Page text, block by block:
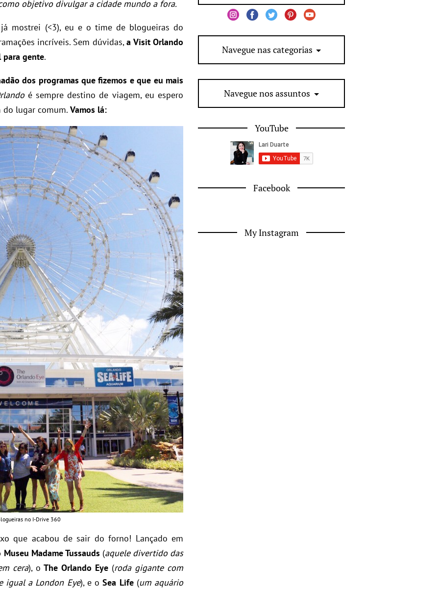
objetivo divulgar a cidade mundo a fora.
mostrei (<3), eu e o time de blogueiras do
incríveis. Sem dúvidas,a Visit Orlando
gente.
dos programas que fizemos e que eu mais
é sempre destino de viagem, eu espero
do lugar comum. Vamos lá:
no I-Drive 360
que acabou de sair do forno! Lançado em
Madame Tussauds (aquele divertido das
cera), oThe Orlando Eye (roda gigante com
igual a London Eye), e oSea Life(um aquário
Navegue nas categorias
Navegue nos assuntos
YouTube
Facebook
My Instagram